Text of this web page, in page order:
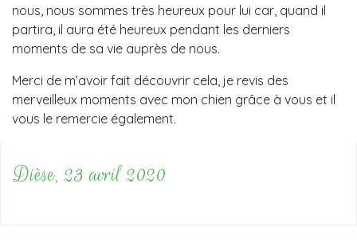
nous, nous sommes très heureux pour lui car, quand il
partira, il aura été heureux pendant les derniers
moments de sa vie auprès de nous.
Merci de m’avoir fait découvrir cela, je revis des
merveilleux moments avec mon chien grâce à vous et il
vous le remercie également.
Dièse, 23 avril 2020